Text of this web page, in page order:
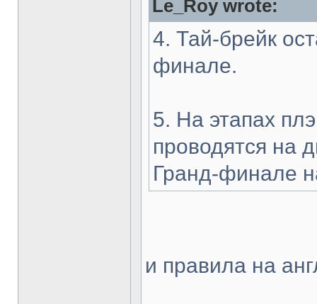
Le_Roy wrote:
4. Тай-брейк
финале.
5. На этапах
проводятся на
Гранд-финале
и правила на